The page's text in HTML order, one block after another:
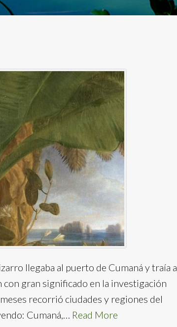
llegaba al puerto de Cumaná y traía a
gran significado en la investigación
recorrió ciudades y regiones del
Cumaná,… Read More